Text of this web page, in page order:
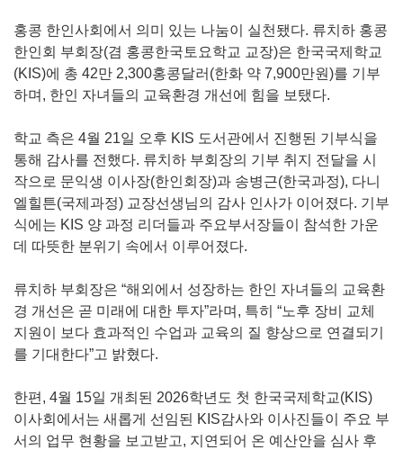
홍콩 한인사회에서 의미 있는 나눔이 실천됐다. 류치하 홍콩
한인회 부회장(겸 홍콩한국토요학교 교장)은 한국국제학교
(KIS)에 총 42만 2,300홍콩달러(한화 약 7,900만원)를 기부
하며, 한인 자녀들의 교육환경 개선에 힘을 보탰다.
학교 측은 4월 21일 오후 KIS 도서관에서 진행된 기부식을
통해 감사를 전했다. 류치하 부회장의 기부 취지 전달을 시
작으로 문익생 이사장(한인회장)과 송병근(한국과정), 다니
엘힐튼(국제과정) 교장선생님의 감사 인사가 이어졌다. 기부
식에는 KIS 양 과정 리더들과 주요부서장들이 참석한 가운
데 따뜻한 분위기 속에서 이루어졌다.
류치하 부회장은 “해외에서 성장하는 한인 자녀들의 교육환
경 개선은 곧 미래에 대한 투자”라며, 특히 “노후 장비 교체
지원이 보다 효과적인 수업과 교육의 질 향상으로 연결되기
를 기대한다”고 밝혔다.
한편, 4월 15일 개최된 2026학년도 첫 한국국제학교(KIS)
이사회에서는 새롭게 선임된 KIS감사와 이사진들이 주요 부
서의 업무 현황을 보고받고, 지연되어 온 예산안을 심사 후